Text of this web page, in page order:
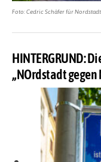
Foto: Cedric Schäfer für
HINTERGRUND:
„NOrdstadt gegen